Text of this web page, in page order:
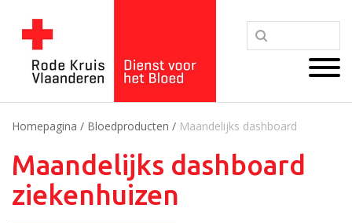
Homepagina / Bloedproducten / Maandelijks dashboard
Maandelijks dashboard
ziekenhuizen